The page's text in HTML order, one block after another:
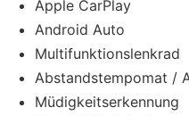
Apple CarPlay
Android Auto
Multifunktionslenkrad
Abstandstempomat /
Müdigkeitserkennung